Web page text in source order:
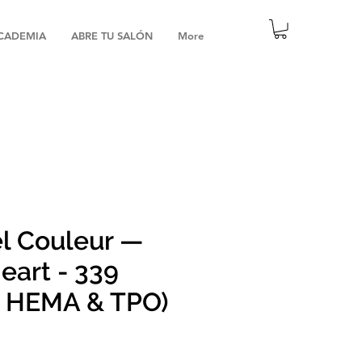
ABRE TU SALÓN More
Couleur —
- 339
& TPO)